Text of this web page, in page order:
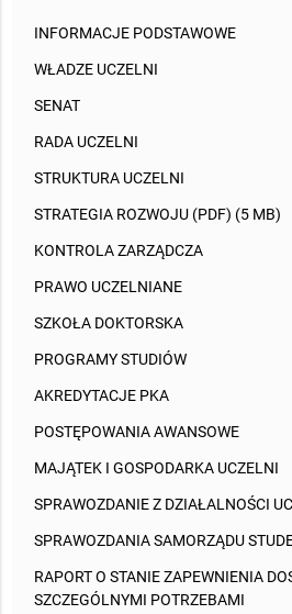
INFORMACJE PODSTAWOWE
WŁADZE UCZELNI
SENAT
RADA UCZELNI
STRUKTURA UCZELNI
STRATEGIA ROZWOJU (PDF) (5 MB)
KONTROLA ZARZĄDCZA
PRAWO UCZELNIANE
SZKOŁA DOKTORSKA
PROGRAMY STUDIÓW
AKREDYTACJE PKA
POSTĘPOWANIA AWANSOWE
MAJĄTEK I GOSPODARKA UCZELNI
SPRAWOZDANIE Z DZIAŁALNOŚCI
SPRAWOZDANIA SAMORZĄDU
RAPORT O STANIE ZAPEWNIENIA
SZCZEGÓLNYMI POTRZEBAMI